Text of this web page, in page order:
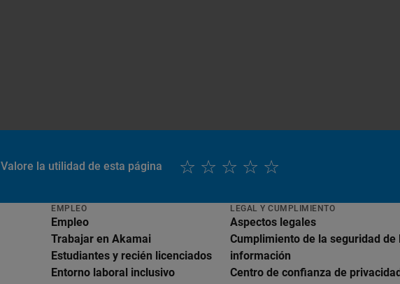
Valore la utilidad de esta página
EMPLEO
Empleo
Trabajar en Akamai
Estudiantes y recién licenciados
Entorno laboral inclusivo
LEGAL Y CUMPLIMIENTO
Aspectos legales
Cumplimiento de la seguridad de
información
Centro de confianza de privacidad